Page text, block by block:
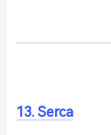
13. Serca